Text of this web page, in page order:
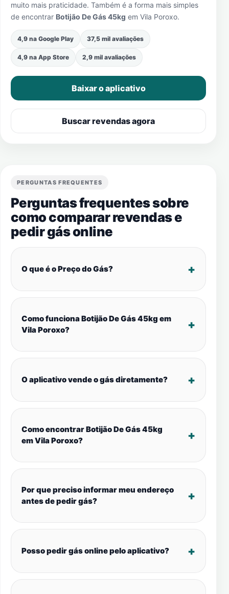
muito mais praticidade. Também é a forma mais simples
de encontrar Botijão De Gás 45kg em Vila Poroxo.
4,9 na Google Play 37,5 mil avaliações
4,9 na App Store 2,9 mil avaliações
Baixar o aplicativo
Buscar revendas agora
PERGUNTAS FREQUENTES
Perguntas frequentes sobre
como comparar revendas e
pedir gás online
O que é o Preço do Gás?
Como funciona Botijão De Gás 45kg em
Vila Poroxo?
O aplicativo vende o gás diretamente?
Como encontrar Botijão De Gás 45kg
em Vila Poroxo?
Por que preciso informar meu endereço
antes de pedir gás?
Posso pedir gás online pelo aplicativo?